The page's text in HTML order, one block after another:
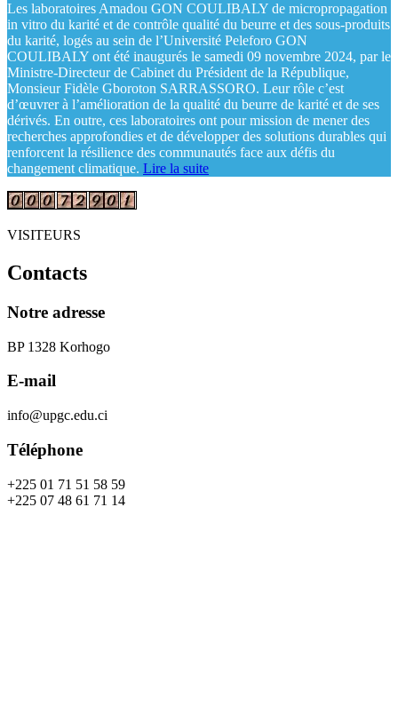
Les laboratoires Amadou GON COULIBALY de micropropagation
in vitro du karité et de contrôle qualité du beurre et des sous-produits
du karité, logés au sein de l’Université Peleforo GON
COULIBALY ont été inaugurés le samedi 09 novembre 2024, par le
Ministre-Directeur de Cabinet du Président de la République,
Monsieur Fidèle Gboroton SARRASSORO. Leur rôle c’est
d’œuvrer à l’amélioration de la qualité du beurre de karité et de ses
dérivés. En outre, ces laboratoires ont pour mission de mener des
recherches approfondies et de développer des solutions durables qui
renforcent la résilience des communautés face aux défis du
changement climatique. Lire la suite
VISITEURS
Contacts
Notre adresse
BP 1328 Korhogo
E-mail
info@upgc.edu.ci
Téléphone
+225 01 71 51 58 59
+225 07 48 61 71 14